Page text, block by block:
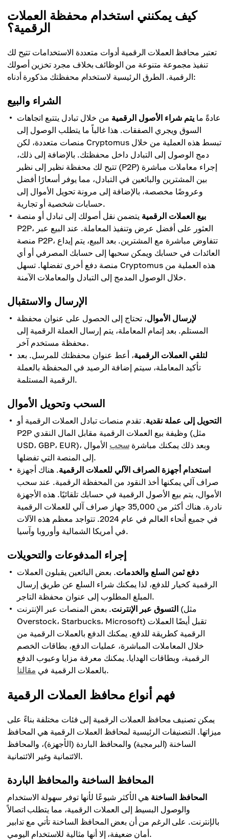
كيف يمكنني استخدام محفظة العملات
الرقمية؟
تعتبر محافظ العملات الرقمية أدوات متعددة الاستخدامات تتيح لك
تنفيذ مجموعة متنوعة من الوظائف بخلاف مجرد تخزين أصولك
الرقمية. الطرق الرئيسية لاستخدام محفظتك مذكورة أدناه:
الشراء والبيع
عادةً ما يتم شراء الأصول الرقمية من خلال تبادل يتتبع اتجاهات
السوق ويجري الصفقات. هذا غالباً ما يتطلب الوصول إلى
منصات متعددة، لكن Cryptomus تبسط هذه العملية من خلال
دمج الوصول إلى التبادل داخل محفظتك. بالإضافة إلى ذلك،
تتيح لك محفظة نظير إلى نظير (P2P) إجراء معاملات مباشرة
بين المشترين والبائعين في التبادل، مما يوفر أسعارًا أفضل
وعروضًا مخصصة، بالإضافة إلى مرونة تحويل الأموال إلى
حسابات شخصية أو تجارية.
بيع العملات الرقمية يتضمن نقل أصولك إلى تبادل أو منصة
P2P، العثور على أفضل عرض وتنفيذ المعاملة. عند البيع عبر
منصة P2P، تتفاوض مباشرة مع المشترين. بعد البيع، يتم إيداع
العائدات في حسابك ويمكن سحبها إلى حسابك المصرفي أو أي
منصة دفع أخرى تفضلها. تسهل Cryptomus هذه العملية من
خلال الوصول المدمج إلى التبادل والمعاملات الآمنة.
الإرسال والاستقبال
لإرسال الأموال، تحتاج إلى الحصول على عنوان محفظة
المستلم. بعد إتمام المعاملة، يتم إرسال العملة الرقمية إلى
محفظة مستخدم آخر.
لتلقي العملات الرقمية، أعط عنوان محفظتك للمرسل. بعد
تأكيد المعاملة، سيتم إضافة الرصيد في المحفظة بالعملة
الرقمية المستلمة.
السحب وتحويل الأموال
التحويل إلى عملة نقدية. تقدم منصات تبادل العملات الرقمية أو
P2P وظيفة بيع العملات الرقمية مقابل المال النقدي (مثل
USD، GBP، EUR)، وبعد ذلك يمكنك مباشرة سحب الأموال
إلى المنصة التي تفضلها.
استخدام أجهزة الصراف الآلي للعملات الرقمية. هناك أجهزة
صراف آلي يمكنها أخذ النقود من المحفظة الرقمية. عند سحب
الأموال، يتم بيع الأصول الرقمية في حسابك تلقائيًا. هذه الأجهزة
نادرة. هناك أكثر من 35,000 جهاز صراف آلي للعملات الرقمية
في جميع أنحاء العالم في عام 2024. تتواجد معظم هذه الآلات
في أمريكا الشمالية وأوروبا وآسيا.
إجراء المدفوعات والتحويلات
دفع ثمن السلع والخدمات. بعض البائعين يقبلون العملات
الرقمية كخيار للدفع، لذا يمكنك شراء السلع عن طريق إرسال
المبلغ المطلوب إلى عنوان محفظة التاجر.
التسوق عبر الإنترنت. بعض المنصات عبر الإنترنت (مثل
Overstock، Starbucks، Microsoft) تقبل أيضًا العملات
الرقمية كطريقة للدفع. يمكنك الدفع بالعملات الرقمية من
خلال المعاملات المباشرة، عمليات الدفع، بطاقات الخصم
الرقمية، وبطاقات الهدايا. يمكنك معرفة مزايا وعيوب الدفع
بالعملات الرقمية في مقالنا .
فهم أنواع محافظ العملات الرقمية
يمكن تصنيف محافظ العملات الرقمية إلى فئات مختلفة بناءً على
ميزاتها. التصنيفات الرئيسية لمحافظ العملات الرقمية هي المحافظ
الساخنة (البرمجية) والمحافظ الباردة (الأجهزة)، والمحافظ
الائتمانية وغير الائتمانية.
المحافظ الساخنة والمحافظ الباردة
المحافظ الساخنة هي الأكثر شيوعًا لأنها توفر سهولة الاستخدام
والوصول البسيط إلى العملات الرقمية، مما يتطلب اتصالاً
بالإنترنت. على الرغم من أن بعض المحافظ الساخنة تأتي مع تدابير
أمان ضعيفة، إلا أنها مثالية للاستخدام اليومي.